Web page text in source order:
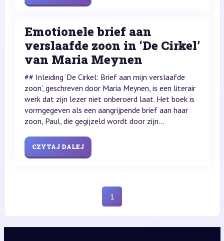
Emotionele brief aan
verslaafde zoon in ‘De Cirkel’
van Maria Meynen
## Inleiding ‘De Cirkel: Brief aan mijn verslaafde
zoon’, geschreven door Maria Meynen, is een literair
werk dat zijn lezer niet onberoerd laat. Het boek is
vormgegeven als een aangrijpende brief aan haar
zoon, Paul, die gegijzeld wordt door zijn...
CZYTAJ DALEJ
1